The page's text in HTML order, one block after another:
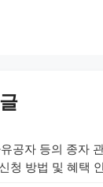
공자 등의 종자
청 방법 및 혜택